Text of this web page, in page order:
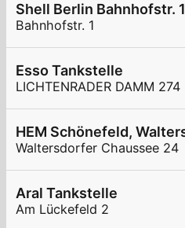
Shell Berlin Bahnhofstr. 1
Bahnhofstr. 1
Esso Tankstelle
LICHTENRADER DAMM 274
Waltersdorfer Chaussee 24
Aral Tankstelle
Am Lückefeld 2